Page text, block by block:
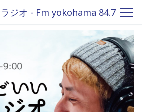
ジオ - Fm yokohama 84.7